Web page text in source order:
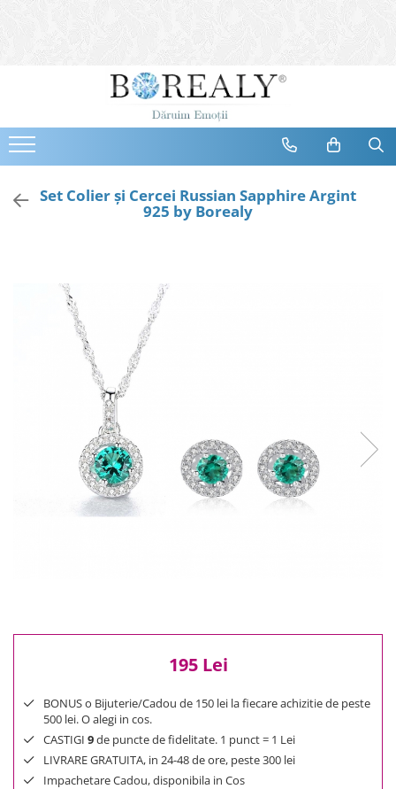
Bijuterii
Cercei
Bratari
Coliere
Destinatari
Bijuterii Femei
Bijuterii Copii
Bijuterii Mirese
Cele mai vandute
Cele mai votate
Set Colier şi Cercei Russian Sapphire Argint
925 by Borealy
195 Lei
BONUS o Bijuterie/Cadou de 150 lei la fiecare achizitie de peste
500 lei. O alegi in cos.
CASTIGI 9de puncte de fidelitate. 1 punct = 1 Lei
LIVRARE GRATUITA, in 24-48 de ore, peste 300 lei
Impachetare Cadou, disponibila in Cos